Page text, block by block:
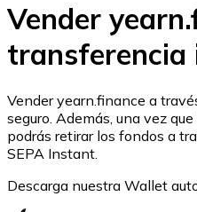
Ethereum
ETH
Vender
transferencia
Vender yearn.finance a
seguro. Además, una vez
podrás retirar los fondos a
SEPA Instant.
Descarga nuestra Wallet